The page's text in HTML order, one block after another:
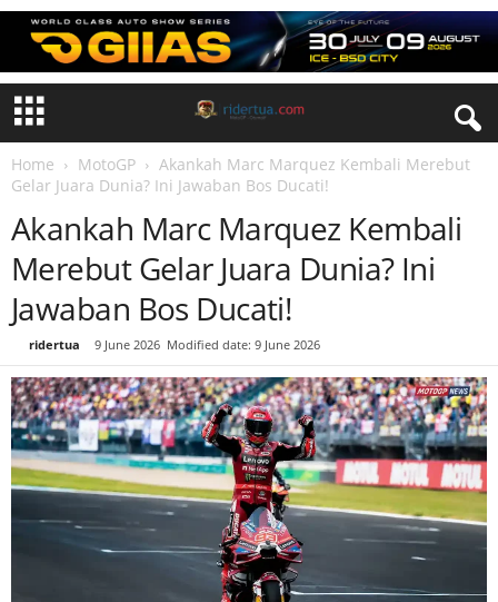
Home MotoGP
Akankah Marc Marquez Kembali Merebut
Gelar Juara Dunia? Ini Jawaban Bos Ducati!
Akankah Marc Marquez Kembali
Merebut Gelar Juara Dunia? Ini
Jawaban Bos Ducati!
ridertua 9 June 2026 Modified date: 9 June 2026